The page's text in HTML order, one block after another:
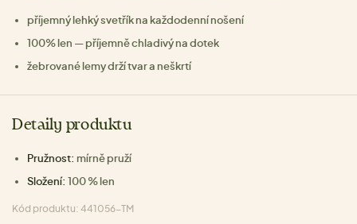
příjemný lehký svetřík na každodenní nošení
100% len — příjemně chladivý na dotek
žebrované lemy drží tvar a neškrtí
Detaily produktu
Pružnost: mírně pruží
Složení: 100 % len
Kód produktu: 441056-TM